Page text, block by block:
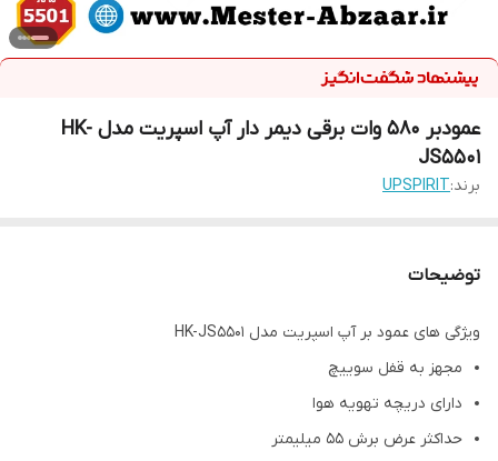
عمودبر 580 وات برقی دیمر دار آپ اسپریت مدل HK-
JS5501
برند:UPSPIRIT
توضیحات
ویژگی های عمود بر آپ اسپریت مدل HK-JS5501
مجهز به قفل سوییچ
دارای دریچه تهویه هوا
حداکثر عرض برش ۵۵ میلیمتر